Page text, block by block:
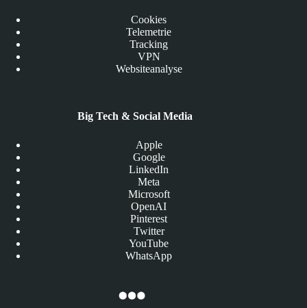
Cookies
Telemetrie
Tracking
VPN
Websiteanalyse
Big Tech & Social Media
Apple
Google
LinkedIn
Meta
Microsoft
OpenAI
Pinterest
Twitter
YouTube
WhatsApp